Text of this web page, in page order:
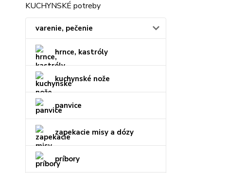
KUCHYNSKÉ potreby
varenie, pečenie
hrnce, kastróly
kuchynské nože
panvice
zapekacie misy a dózy
príbory